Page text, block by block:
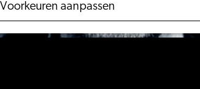
Voorkeuren aanpassen